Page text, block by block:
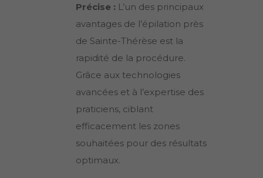
Précise : L’un des principaux
avantages de l’épilation près
de Sainte-Thérèse est la
rapidité de la procédure.
Grâce aux technologies
avancées et à l’expertise des
praticiens, ciblant
efficacement les zones
souhaitées pour des résultats
optimaux.